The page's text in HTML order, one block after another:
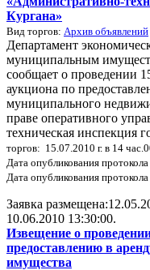
Кургана»
Вид торгов: Архив объявлений
Департамент
муниципальным
сообщает о проведении
аукциона по
муниципального
праве оперативного
техническая инспекция
торгов: 15.07.2010 г. в 14
Дата опубликования
Дата опубликования
Заявка
10.06.2010 13:30:00.
Извещение о
предоставлению в
имущества